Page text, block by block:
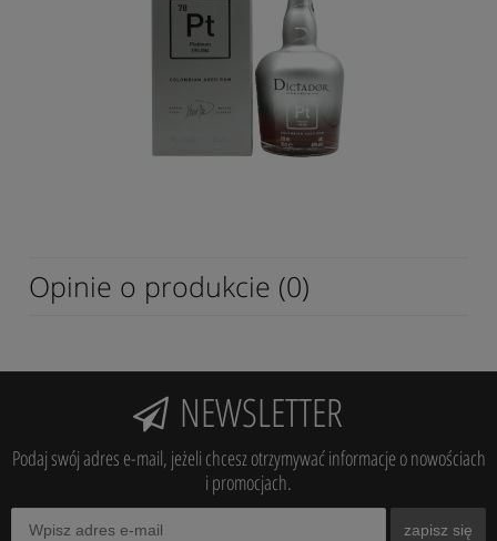
Opinie o produkcie (0)
NEWSLETTER
Podaj swój adres e-mail, jeżeli chcesz otrzymywać informacje o nowościach
i promocjach.
zapisz się